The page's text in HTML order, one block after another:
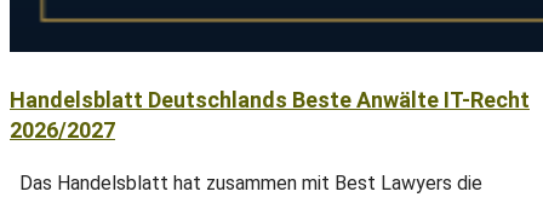
Handelsblatt Deutschlands Beste Anwälte IT-Recht
2026/2027
Das Handelsblatt hat zusammen mit Best Lawyers die